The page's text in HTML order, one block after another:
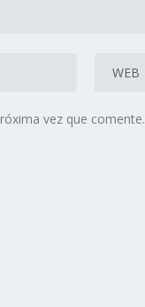
vez que comente.